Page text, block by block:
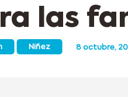
las
Niñez 8 octubre,